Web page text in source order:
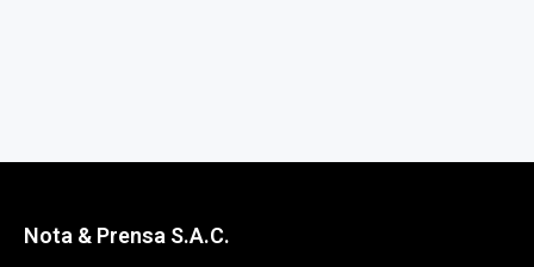
Nota & Prensa S.A.C.